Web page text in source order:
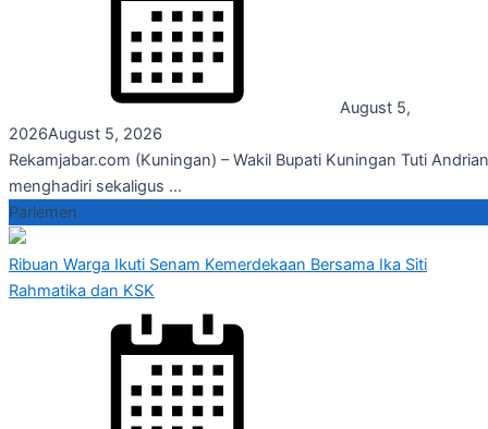
August 5,
2026August 5, 2026
Rekamjabar.com (Kuningan) – Wakil Bupati Kuningan Tuti
menghadiri sekaligus ...
Parlemen
Ribuan Warga Ikuti Senam Kemerdekaan Bersama Ika Siti
Rahmatika dan KSK